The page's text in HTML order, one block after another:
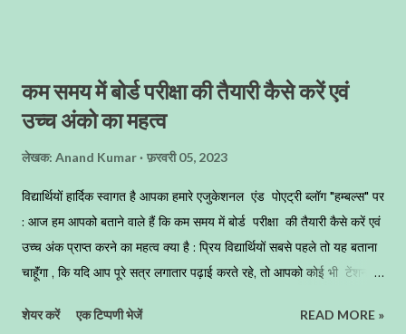
कम समय में बोर्ड परीक्षा की तैयारी कैसे करें एवं
उच्च अंको का महत्व
लेखक: Anand Kumar फ़रवरी 05, 2023
विद्यार्थियों हार्दिक स्वागत है आपका हमारे एजुकेशनल एंड पोएट्री ब्लॉग "हम्बल्स" पर
: आज हम आपको बताने वाले हैं कि कम समय में बोर्ड परीक्षा की तैयारी कैसे करें एवं
उच्च अंक प्राप्त करने का महत्व क्या है : प्रिय विद्यार्थियों सबसे पहले तो यह बताना
चाहूॅंगा , कि यदि आप पूरे सत्र लगातार पढ़ाई करते रहे, तो आपको कोई भी टेंशन
उसका अच्छे से रिवीजन कर लेना है । जिन बच्चों ने पूरे सत्र अच्छे से पढ़ाई नहीं की
शेयर करें एक टिप्पणी भेजें READ MORE »